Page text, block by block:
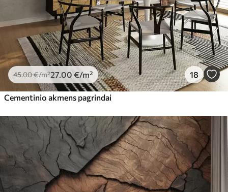
45.00€/m²27.00 €/m² 18
Cementinio akmens pagrindai